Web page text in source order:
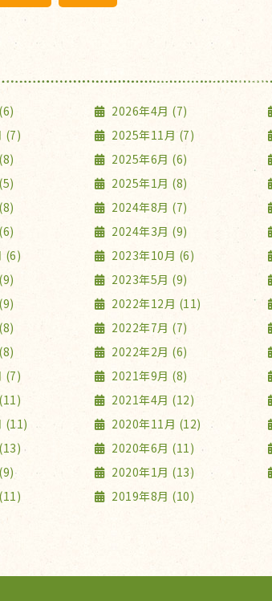
2026年4月 (7)
(7) 2025年11月 (7)
2025年6月 (6)
2025年1月 (8)
2024年8月 (7)
2024年3月 (9)
(6) 2023年10月 (6)
2023年5月 (9)
2022年12月 (11)
2022年7月 (7)
2022年2月 (6)
(7) 2021年9月 (8)
2021年4月 (12)
(11) 2020年11月 (12)
2020年6月 (11)
2020年1月 (13)
2019年8月 (10)